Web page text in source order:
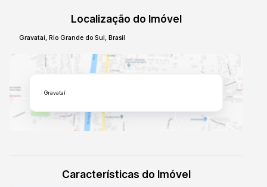
Localização do Imóvel
Gravataí,Rio Grande do Sul,Brasil
Gravataí
Características do Imóvel